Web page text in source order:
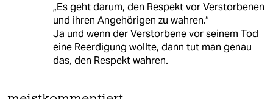
„Es geht darum, den Respekt vor Verstorbenen
und ihren ­Angehörigen zu wahren.“
Ja und wenn der Verstorbene vor seinem Tod
eine Reerdigung wollte, dann tut man genau
das, den Respekt wahren.